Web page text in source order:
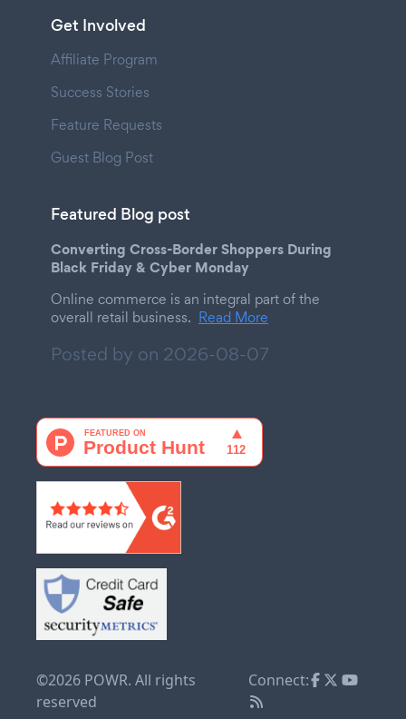
Get Involved
Affiliate Program
Success Stories
Feature Requests
Guest Blog Post
Featured Blog post
Converting Cross-Border Shoppers During
Black Friday & Cyber Monday
Online commerce is an integral part of the
overall retail business. Read More
Posted by on 2026-08-07
©2026 POWR. All rights
reserved
Connect: